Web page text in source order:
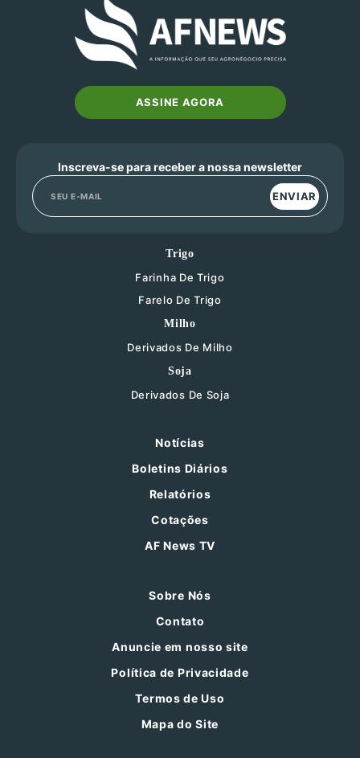
ASSINE AGORA
Inscreva-se para receber a nossa newsletter
ENVIAR
Trigo
Farinha De Trigo
Farelo De Trigo
Milho
Derivados De Milho
Soja
Derivados De Soja
Notícias
Boletins Diários
Relatórios
Cotações
AF News TV
Sobre Nós
Contato
Anuncie em nosso site
Política de Privacidade
Termos de Uso
Mapa do Site